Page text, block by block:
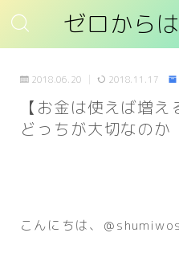
ゼロから
2018.06.20 2018.11.17
【お金は使えば増
どっちが大切なのか
こんにちは、＠